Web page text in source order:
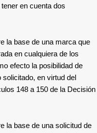
en cuenta dos
la base de una marca que
en cualquiera de los
efecto la posibilidad de
en virtud del
148 a 150 de la Decisión
la base de una solicitud de